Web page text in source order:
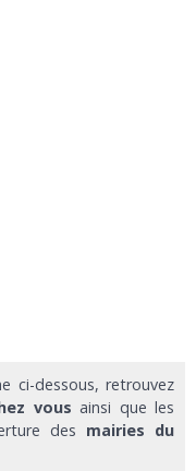
ci-dessous, retrouvez
vous ainsi que les
des mairies du